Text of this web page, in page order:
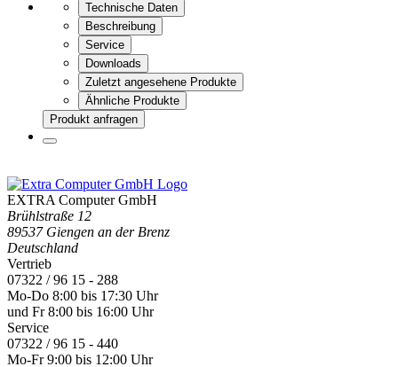
Technische Daten
Beschreibung
Service
Downloads
Zuletzt angesehene Produkte
Ähnliche Produkte
Produkt anfragen
EXTRA Computer GmbH
Brühlstraße 12
89537 Giengen an der Brenz
Deutschland
Vertrieb
07322 / 96 15 - 288
Mo-Do 8:00 bis 17:30 Uhr
und Fr 8:00 bis 16:00 Uhr
Service
07322 / 96 15 - 440
Mo-Fr 9:00 bis 12:00 Uhr